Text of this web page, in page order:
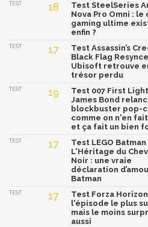
TEST 18
Test SteelSeries
Nova Pro Omni : le
gaming ultime
enfin ?
TEST 17
Test Assassin’s
Black Flag
Ubisoft retrouve
trésor perdu
TEST 19
Test 007 First
James Bond
blockbuster pop-
comme on n'en
et ça fait un bien
TEST 17
Test LEGO Batman
L'Héritage du
Noir : une vraie
déclaration
Batman
TEST 17
Test Forza Horizon
l'épisode le plus
mais le moins
aussi